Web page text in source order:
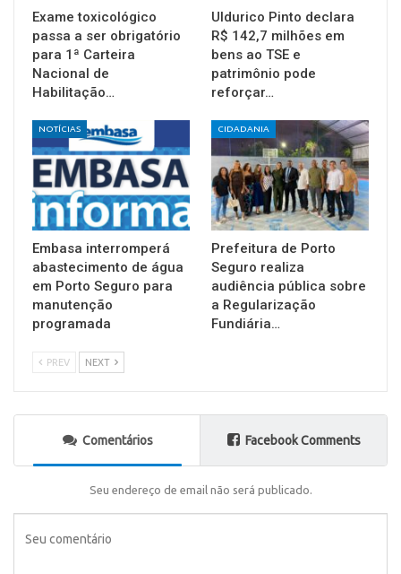
Exame toxicológico
passa a ser obrigatório
para 1ª Carteira
Nacional de
Habilitação…
Uldurico Pinto declara
R$ 142,7 milhões em
bens ao TSE e
patrimônio pode
reforçar…
NOTÍCIAS
Embasa interromperá
abastecimento de água
em Porto Seguro para
manutenção
programada
CIDADANIA
Prefeitura de Porto
Seguro realiza
audiência pública sobre
a Regularização
Fundiária…
PREV NEXT
Comentários Facebook Comments
Seu endereço de email não será publicado.